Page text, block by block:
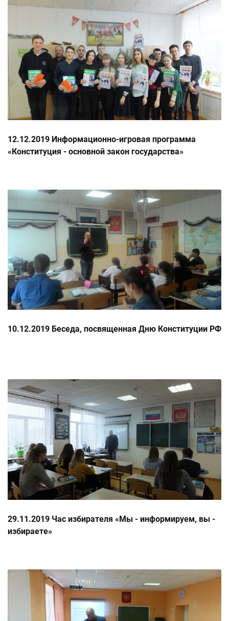
12.12.2019 Информационно-игровая программа
«Конституция - основной закон государства»
10.12.2019 Беседа, посвященная Дню Конституции РФ
29.11.2019 Час избирателя «Мы - информируем, вы -
избираете»